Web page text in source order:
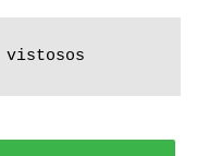
vistosos